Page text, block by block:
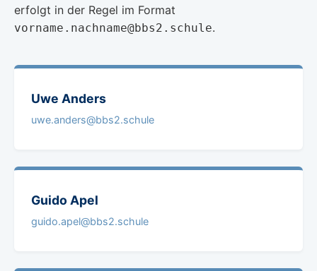
erfolgt in der Regel im Format
vorname.nachname@bbs2.schule.
Uwe Anders
uwe.anders@bbs2.schule
Guido Apel
guido.apel@bbs2.schule